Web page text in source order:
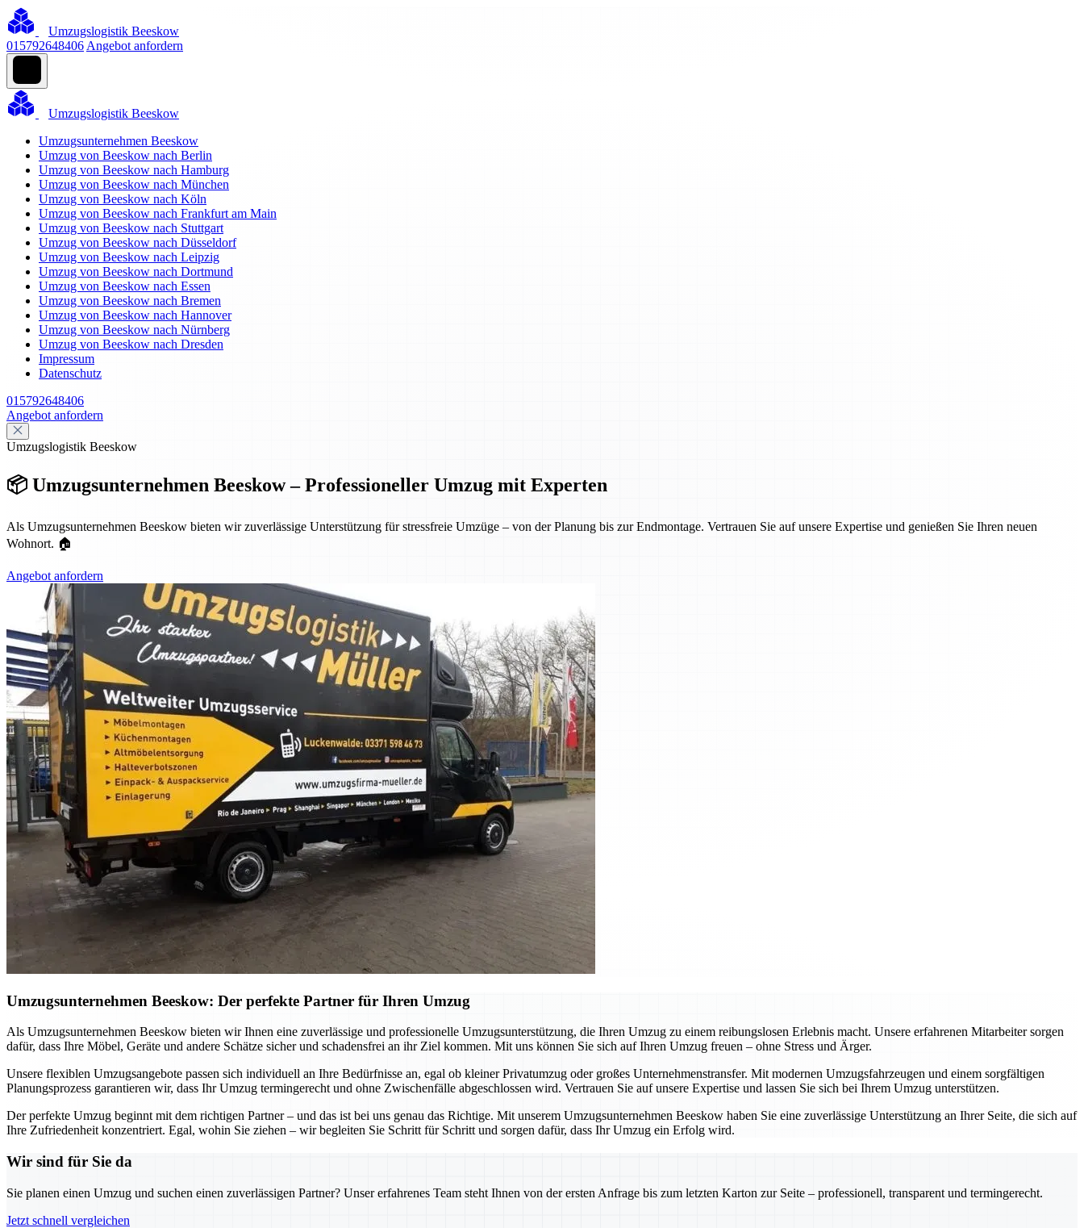
Umzugslogistik Beeskow
015792648406 Angebot anfordern
Umzugslogistik Beeskow
Umzugsunternehmen Beeskow
Umzug von Beeskow nach Berlin
Umzug von Beeskow nach Hamburg
Umzug von Beeskow nach München
Umzug von Beeskow nach Köln
Umzug von Beeskow nach Frankfurt am Main
Umzug von Beeskow nach Stuttgart
Umzug von Beeskow nach Düsseldorf
Umzug von Beeskow nach Leipzig
Umzug von Beeskow nach Dortmund
Umzug von Beeskow nach Essen
Umzug von Beeskow nach Bremen
Umzug von Beeskow nach Hannover
Umzug von Beeskow nach Nürnberg
Umzug von Beeskow nach Dresden
Impressum
Datenschutz
015792648406
Angebot anfordern
Umzugslogistik Beeskow
📦 Umzugsunternehmen Beeskow – Professioneller Umzug mit Experten
Als Umzugsunternehmen Beeskow bieten wir zuverlässige Unterstützung für stressfreie Umzüge – von der Planung bis zur Endmontage. Vertrauen Sie auf unsere Expertise und genießen Sie Ihren neuen
Wohnort. 🏠
Angebot anfordern
Umzugsunternehmen Beeskow: Der perfekte Partner für Ihren Umzug
Als Umzugsunternehmen Beeskow bieten wir Ihnen eine zuverlässige und professionelle Umzugsunterstützung, die Ihren Umzug zu einem reibungslosen Erlebnis macht. Unsere erfahrenen Mitarbeiter sorgen
dafür, dass Ihre Möbel, Geräte und andere Schätze sicher und schadensfrei an ihr Ziel kommen. Mit uns können Sie sich auf Ihren Umzug freuen – ohne Stress und Ärger.
Unsere flexiblen Umzugsangebote passen sich individuell an Ihre Bedürfnisse an, egal ob kleiner Privatumzug oder großes Unternehmenstransfer. Mit modernen Umzugsfahrzeugen und einem sorgfältigen
Planungsprozess garantieren wir, dass Ihr Umzug termingerecht und ohne Zwischenfälle abgeschlossen wird. Vertrauen Sie auf unsere Expertise und lassen Sie sich bei Ihrem Umzug unterstützen.
Der perfekte Umzug beginnt mit dem richtigen Partner – und das ist bei uns genau das Richtige. Mit unserem Umzugsunternehmen Beeskow haben Sie eine zuverlässige Unterstützung an Ihrer Seite, die sich auf
Ihre Zufriedenheit konzentriert. Egal, wohin Sie ziehen – wir begleiten Sie Schritt für Schritt und sorgen dafür, dass Ihr Umzug ein Erfolg wird.
Wir sind für Sie da
Sie planen einen Umzug und suchen einen zuverlässigen Partner? Unser erfahrenes Team steht Ihnen von der ersten Anfrage bis zum letzten Karton zur Seite – professionell, transparent und termingerecht.
Jetzt schnell vergleichen